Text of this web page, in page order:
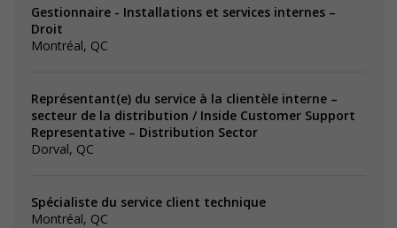
Gestionnaire - Installations et services internes –
Droit
Montréal, QC
Représentant(e) du service à la clientèle interne –
secteur de la distribution / Inside Customer Support
Representative – Distribution Sector
Dorval, QC
Spécialiste du service client technique
Montréal, QC